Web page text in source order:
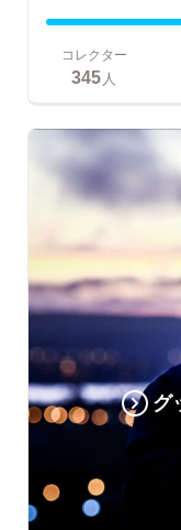
コレクター
345 人
グ